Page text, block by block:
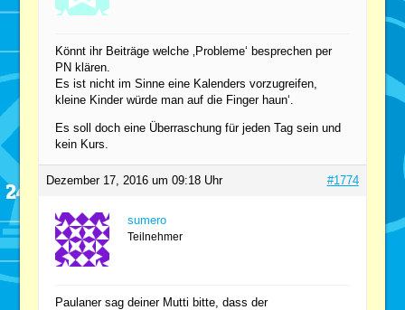
Könnt ihr Beiträge welche ‚Probleme‘ besprechen per
PN klären.
Es ist nicht im Sinne eine Kalenders vorzugreifen,
kleine Kinder würde man auf die Finger haun‘.
Es soll doch eine Überraschung für jeden Tag sein und
kein Kurs.
Dezember 17, 2016 um 09:18 Uhr #1774
sumero
Teilnehmer
Paulaner sag deiner Mutti bitte, dass der